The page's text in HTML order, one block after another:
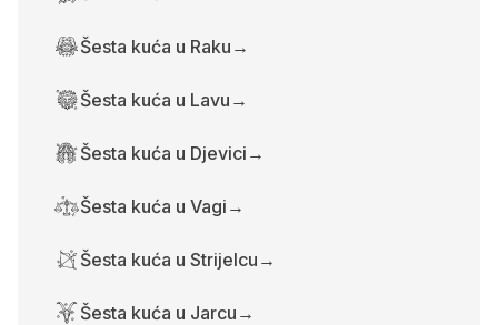
Šesta kuća u Raku →
Šesta kuća u Lavu →
Šesta kuća u Djevici →
Šesta kuća u Vagi →
Šesta kuća u Strijelcu →
Šesta kuća u Jarcu →